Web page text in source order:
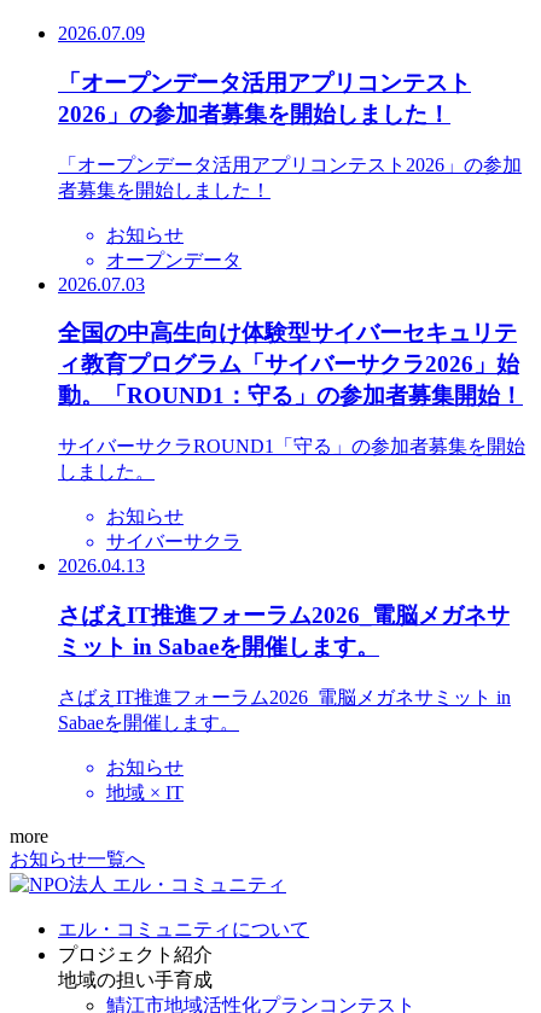
2026.07.09
「オープンデータ活用アプリコンテスト
2026」の参加者募集を開始しました！
「オープンデータ活用アプリコンテスト2026」の参加
者募集を開始しました！
お知らせ
オープンデータ
2026.07.03
全国の中高生向け体験型サイバーセキュリテ
ィ教育プログラム「サイバーサクラ2026」始
動。「ROUND1：守る」の参加者募集開始！
サイバーサクラROUND1「守る」の参加者募集を開始
しました。
お知らせ
サイバーサクラ
2026.04.13
さばえIT推進フォーラム2026_電脳メガネサ
ミット in Sabaeを開催します。
さばえIT推進フォーラム2026_電脳メガネサミット in
Sabaeを開催します。
お知らせ
地域 × IT
more
お知らせ一覧へ
エル・コミュニティについて
プロジェクト紹介
地域の担い手育成
鯖江市地域活性化プランコンテスト